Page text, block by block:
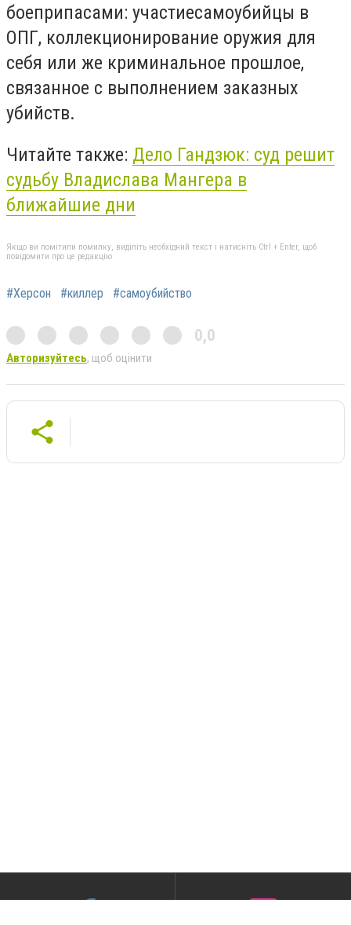
боеприпасами: участиесамоубийцы в
ОПГ, коллекционирование оружия для
себя или же криминальное прошлое,
связанное с выполнением заказных
убийств.
Читайте также: Дело Гандзюк: суд решит
судьбу Владислава Мангера в
ближайшие дни
Якщо ви помітили помилку, виділіть необхідний текст і натисніть Ctrl + Enter, щоб
повідомити про це редакцію
#Херсон #киллер #самоубийство
0,0
Авторизуйтесь, щоб оцінити